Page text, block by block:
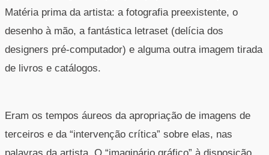
Matéria prima da artista: a fotografia preexistente, o
desenho à mão, a fantástica letraset (delícia dos
designers pré-computador) e alguma outra imagem tirada
de livros e catálogos.
Eram os tempos áureos da apropriação de imagens de
terceiros e da “intervenção crítica” sobre elas, nas